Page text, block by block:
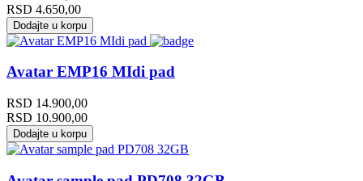
RSD 4.650,00
Dodajte u korpu
Avatar EMP16 MIdi pad
RSD 14.900,00
RSD 10.900,00
Dodajte u korpu